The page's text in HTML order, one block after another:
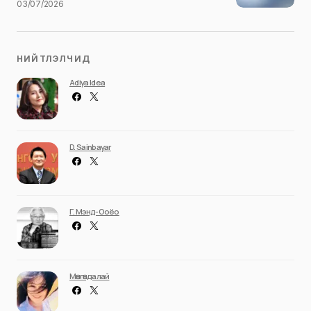
03/07/2026
НИЙТЛЭЛЧИД
Adiya Idea
D. Sainbayar
Г. Мэнд-Ооёо
Мөнгөндалай